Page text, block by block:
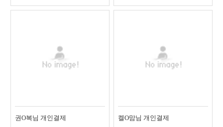
권O복님 개인결제
켈O맘님 개인결제